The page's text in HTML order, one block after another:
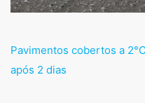
Pavimentos cobertos a
após 2 dias